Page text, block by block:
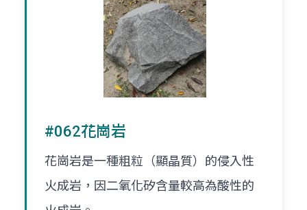
#062花崗岩
花崗岩是一種粗粒（顯晶質）的侵入性
火成岩，因二氧化矽含量較高為酸性的